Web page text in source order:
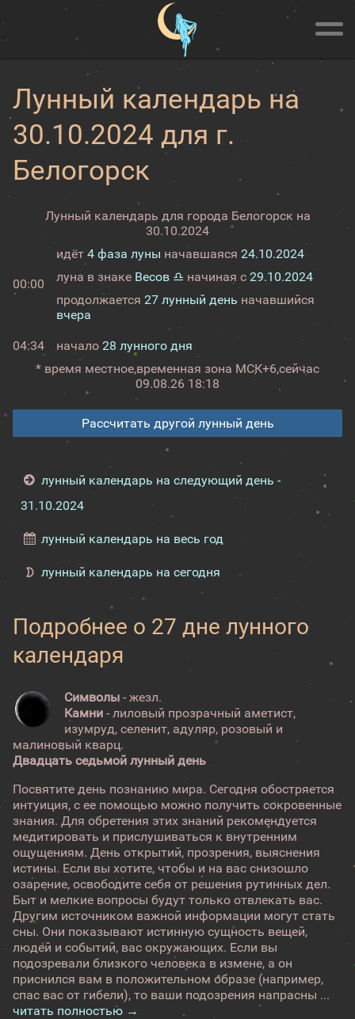
Лунный календарь на
30.10.2024 для г.
Белогорск
Лунный календарь для города Белогорск на
30.10.2024
00:00
идёт4 фаза луны начавшаяся 24.10.2024
луна в знаке Весов ♎ начиная с 29.10.2024
продолжается 27 лунный день начавшийся
вчера
04:34 начало 28 лунного дня
* время местное,временная зона МСК+6,сейчас
09.08.26 18:18
Рассчитать другой лунный день
лунный календарь на следующий день -
31.10.2024
лунный календарь на весь год
лунный календарь на сегодня
Подробнее о 27 дне лунного
календаря
Символы - жезл.
Камни - лиловый прозрачный аметист,
изумруд, селенит, адуляр, розовый и
малиновый кварц.
Двадцать седьмой лунный день
Посвятите день познанию мира. Сегодня обостряется
интуиция, с ее помощью можно получить сокровенные
знания. Для обретения этих знаний рекомендуется
медитировать и прислушиваться к внутренним
ощущениям. День открытий, прозрения, выяснения
истины. Если вы хотите, чтобы и на вас снизошло
озарение, освободите себя от решения рутинных дел.
Быт и мелкие вопросы будут только отвлекать вас.
Другим источником важной информации могут стать
сны. Они показывают истинную сущность вещей,
людей и событий, вас окружающих. Если вы
подозревали близкого человека в измене, а он
приснился вам в положительном образе (например,
спас вас от гибели), то ваши подозрения напрасны ...
читать полностью →